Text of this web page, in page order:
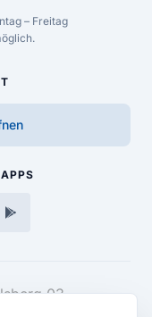
– Freitag